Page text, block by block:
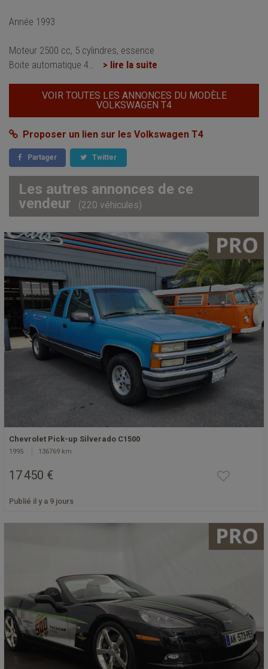
Année 1993
Moteur 2500 cc, 5 cylindres, essence
Boite automatique 4… > lire la suite
VOIR TOUTES LES ANNONCES DU MODÈLE
VOLKSWAGEN T4
Proposer un lien sur les Volkswagen T4
Partager Twitter
Les autres annonces de ce
vendeur
(220 véhicules)
Chevrolet Pick-up Silverado C1500
1995 136769 km
17 450 €
Publié il y a 9 jours